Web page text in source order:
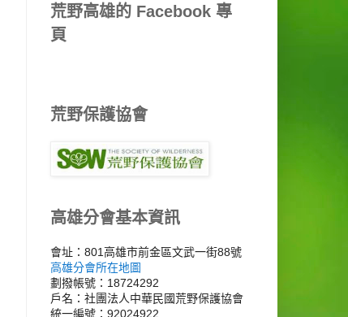
荒野高雄的 Facebook 專
頁
荒野保護協會
高雄分會基本資訊
會址：801高雄市前金區文武一街88號
高雄分會所在地圖
劃撥帳號：18724292
戶名：社團法人中華民國荒野保護協會
統一編號：92024922